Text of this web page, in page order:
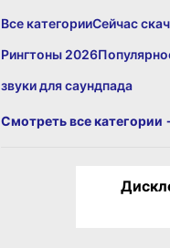
Все категорииСейчас
Рингтоны 2026
звуки для саундпада
Смотреть все категории